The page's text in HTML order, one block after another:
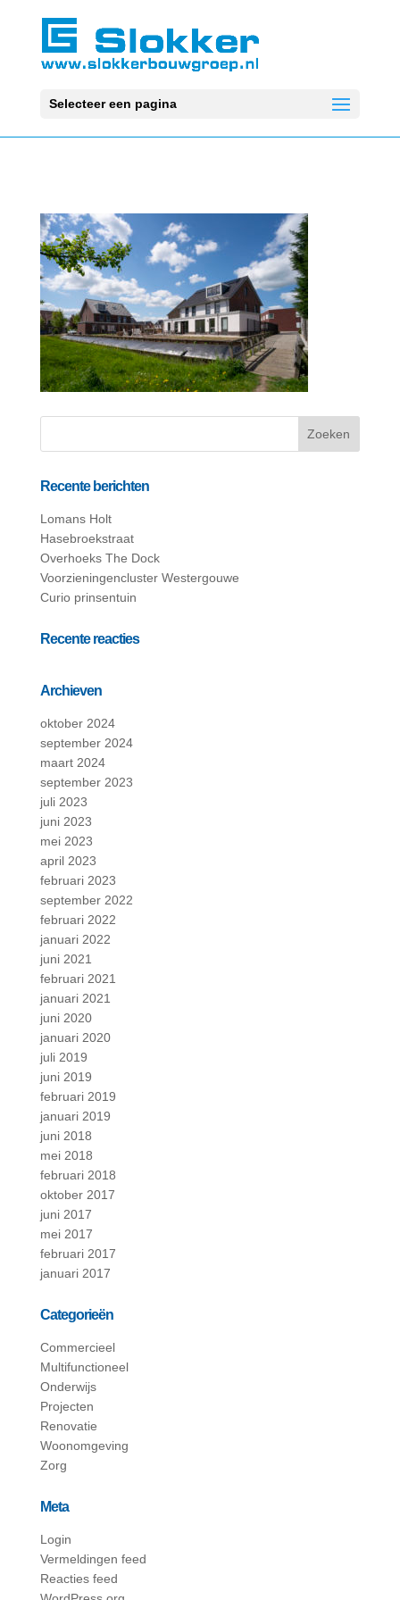
Selecteer een pagina
Recente berichten
Lomans Holt
Hasebroekstraat
Overhoeks The Dock
Voorzieningencluster Westergouwe
Curio prinsentuin
Recente reacties
Archieven
oktober 2024
september 2024
maart 2024
september 2023
juli 2023
juni 2023
mei 2023
april 2023
februari 2023
september 2022
februari 2022
januari 2022
juni 2021
februari 2021
januari 2021
juni 2020
januari 2020
juli 2019
juni 2019
februari 2019
januari 2019
juni 2018
mei 2018
februari 2018
oktober 2017
juni 2017
mei 2017
februari 2017
januari 2017
Categorieën
Commercieel
Multifunctioneel
Onderwijs
Projecten
Renovatie
Woonomgeving
Zorg
Meta
Login
Vermeldingen feed
Reacties feed